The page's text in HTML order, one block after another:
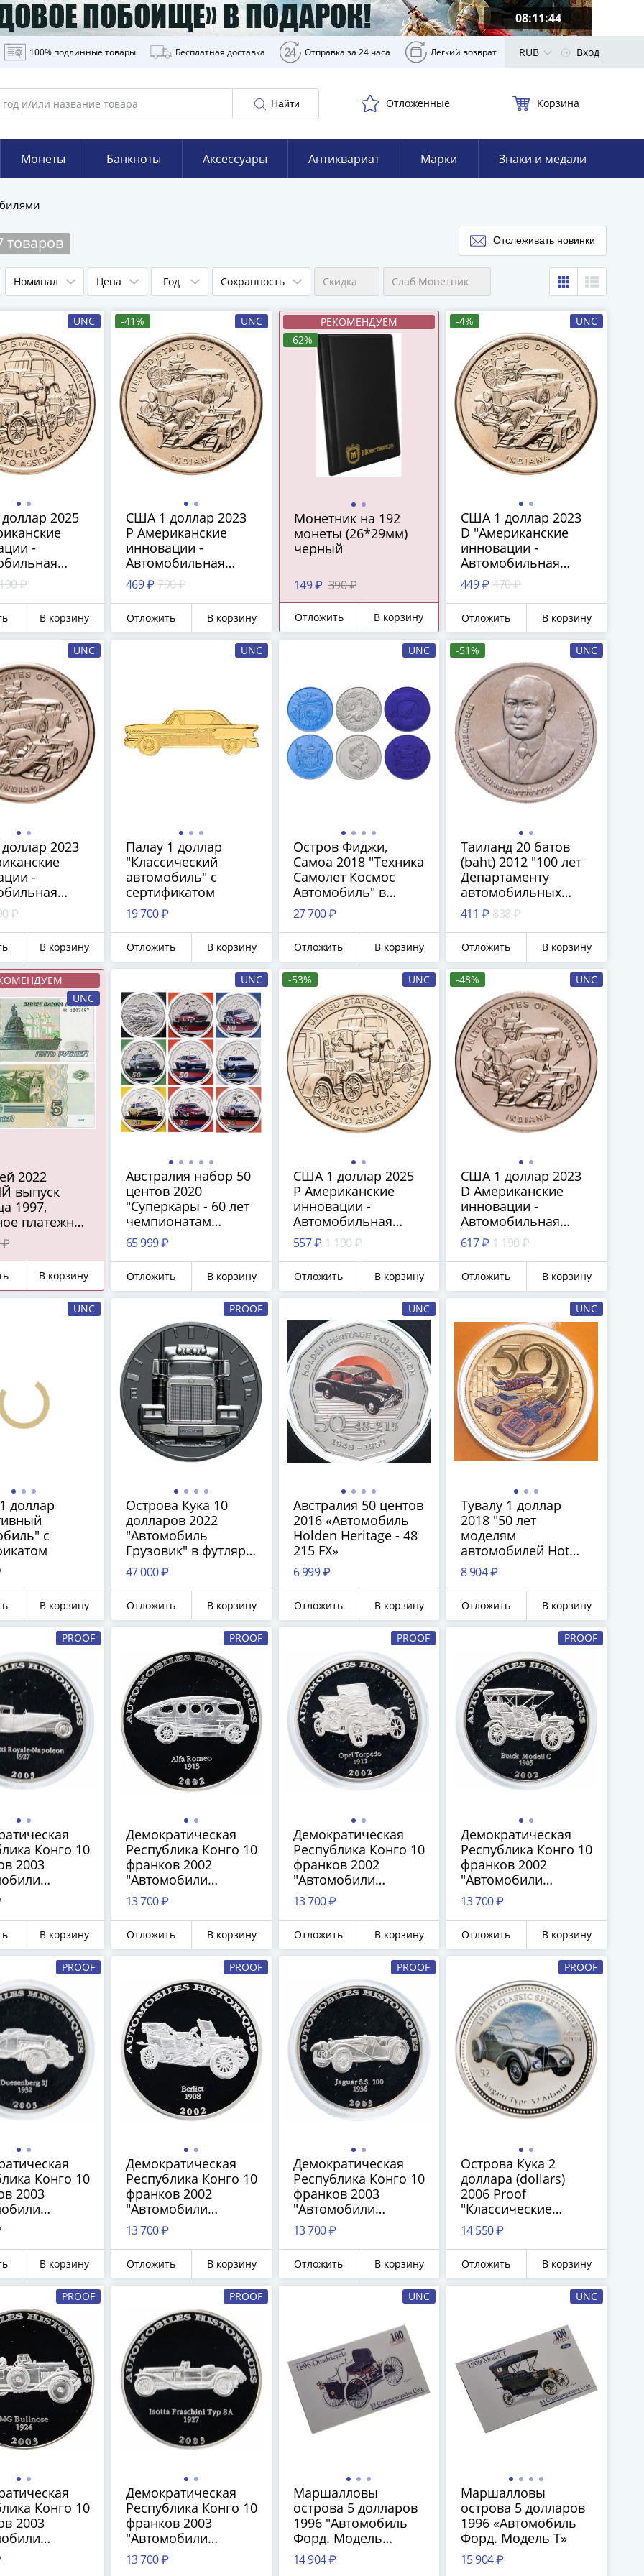
08:11:42
100% подлинные товары Бесплатная доставка Отправка за 24 часа Лёгкий возврат RUB Вход
Найти Отложенные Корзина
Монеты Банкноты Аксессуары Антиквариат Марки Знаки и медали
товаров Отслеживать новинки
Номинал Цена Год Сохранность Скидка Слаб Монетник
UNC
2025
-
линия
₽
В корзину
-41% UNC
США 1 доллар 2023
P Американские
инновации -
Автомобильная
промышленность
(Индиана)
469 ₽ 790 ₽
Отложить В корзину
РЕКОМЕНДУЕМ
-62%
Монетник на 192
монеты (26*29мм)
черный
149 ₽ 390 ₽
Отложить В корзину
-4% UNC
США 1 доллар 2023
D "Американские
инновации -
Автомобильная
промышленность
(Индиана)"
449 ₽ 470 ₽
Отложить В корзину
UNC
2023
-
₽
В корзину
UNC
Палау 1 доллар
"Классический
автомобиль" с
сертификатом
19 700 ₽
Отложить В корзину
UNC
Остров Фиджи,
Самоа 2018 "Техника
Самолет Космос
Автомобиль" в
футляре, с
сертификатом
27 700 ₽
Отложить В корзину
-51% UNC
Таиланд 20 батов
(baht) 2012 "100 лет
Департаменту
автомобильных
дорог"
411 ₽ 838 ₽
Отложить В корзину
UNC
выпуск
1997,
платежное
ЦБ РФ)
₽
В корзину
UNC
Австралия набор 50
центов 2020
"Суперкары - 60 лет
чемпионатам
Австралии по
туристическим
автомобилям" из 9
монет
65 999 ₽
Отложить В корзину
-53% UNC
США 1 доллар 2025
P Американские
инновации -
Автомобильная
сборочная линия
(Мичиган)
557 ₽ 1 190 ₽
Отложить В корзину
-48% UNC
США 1 доллар 2023
D Американские
инновации -
Автомобильная
промышленность
(Индиана)
617 ₽ 1 190 ₽
Отложить В корзину
UNC
доллар
с
В корзину
PROOF
Острова Кука 10
долларов 2022
"Автомобиль
Грузовик" в футляре,
с сертификатом
47 000 ₽
Отложить В корзину
UNC
Австралия 50 центов
2016 «Автомобиль
Holden Heritage - 48
215 FX»
6 999 ₽
Отложить В корзину
UNC
Тувалу 1 доллар
2018 "50 лет
моделям
автомобилей Hot
Wheels"
8 904 ₽
Отложить В корзину
PROOF
Конго 10
2003
- Bugatti
капсуле
В корзину
PROOF
Демократическая
Республика Конго 10
франков 2002
"Автомобили
истории - Alfa romeo
1913" в капсуле
13 700 ₽
Отложить В корзину
PROOF
Демократическая
Республика Конго 10
франков 2002
"Автомобили
истории - Opel
Torpedo 1911" в
капсуле
13 700 ₽
Отложить В корзину
PROOF
Демократическая
Республика Конго 10
франков 2002
"Автомобили
истории - Buick
Modell C 1905" в
капсуле
13 700 ₽
Отложить В корзину
PROOF
Конго 10
2003
-
SJ 1932"
В корзину
PROOF
Демократическая
Республика Конго 10
франков 2002
"Автомобили
истории - Berliet
1908" в капсуле
13 700 ₽
Отложить В корзину
PROOF
Демократическая
Республика Конго 10
франков 2003
"Автомобили
истории - Jaguar S.S.
100 1936" в капсуле
13 700 ₽
Отложить В корзину
PROOF
Острова Кука 2
доллара (dollars)
2006 Proof
"Классические
спидстеры 30-х
годов. Автомобили -
Бугатти Bugatti"
14 550 ₽
Отложить В корзину
PROOF
Конго 10
2003
- MG
1924" в
PROOF
Демократическая
Республика Конго 10
франков 2003
"Автомобили
истории - Isotta
Fraschini Ty SA 1927"
13 700 ₽
UNC
Маршалловы
острова 5 долларов
1996 "Автомобиль
Форд. Модель
Quadricycle”
14 904 ₽
UNC
Маршалловы
острова 5 долларов
1996 «Автомобиль
Форд. Модель Т»
15 904 ₽